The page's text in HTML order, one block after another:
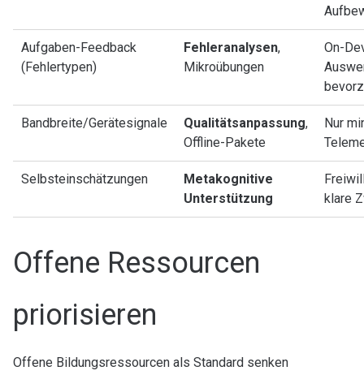
Aufgaben-Feedback
(Fehlertypen)
Fehleranalysen,
Mikroübungen
On-
Bandbreite/Gerätesignale Qualitätsanpassung,
Offline-Pakete
Nur
Selbsteinschätzungen
Metakognitive
Unterstützung
klare
Offene Ressourcen
priorisieren
Offene Bildungsressourcen als Standard senken